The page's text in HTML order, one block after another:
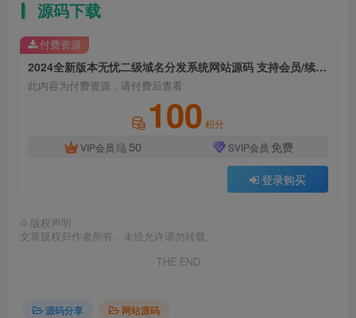
源码下载
2024全新版本无忧二级域名分发系统网站源码 支持会员/续费/包月等功能
此内容为付费资源，请付费后查看
100 积分
VIP会员
50 SVIP会员 免费
登录购买
付费资源
© 版权声明
文章版权归作者所有，未经允许请勿转载。
THE END
源码分享
网站源码